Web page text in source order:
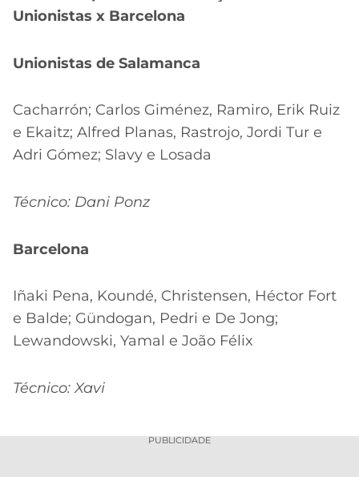
Unionistas x Barcelona
Unionistas de Salamanca
Cacharrón; Carlos Giménez, Ramiro, Erik Ruiz
e Ekaitz; Alfred Planas, Rastrojo, Jordi Tur e
Adri Gómez; Slavy e Losada
Técnico: Dani Ponz
Barcelona
Iñaki Pena, Koundé, Christensen, Héctor Fort
e Balde; Gündogan, Pedri e De Jong;
Lewandowski, Yamal e João Félix
Técnico: Xavi
PUBLICIDADE